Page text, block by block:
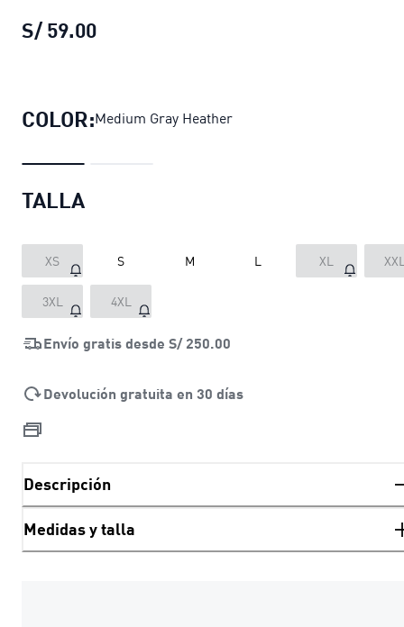
S/ 59.00
COLOR:Medium Gray Heather
TALLA
XS S M L XL
3XL 4XL
Envío gratis desde S/ 250.00
Devolución gratuita en 30 días
Descripción
Medidas y talla